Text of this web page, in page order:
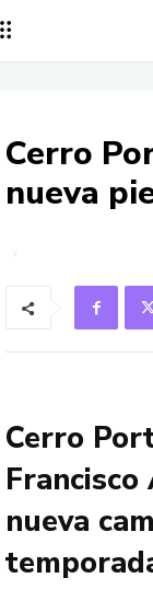
Cerro
nueva
Cerro
nueva